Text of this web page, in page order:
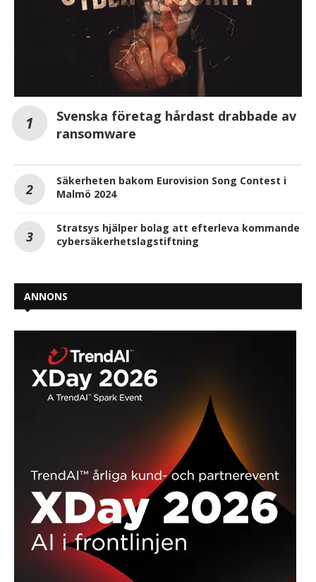
Svenska företag hårdast drabbade av
ransomware
Säkerheten bakom Eurovision Song Contest i
Malmö 2024
Stratsys hjälper bolag att efterleva kommande
cybersäkerhetslagstiftning
ANNONS